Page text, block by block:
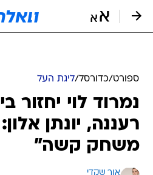
ספורט/כדורסל/ליגת העל
נמרוד לוי יחזור
רעננה, יונתן
משחק קשה"
אור שקדי